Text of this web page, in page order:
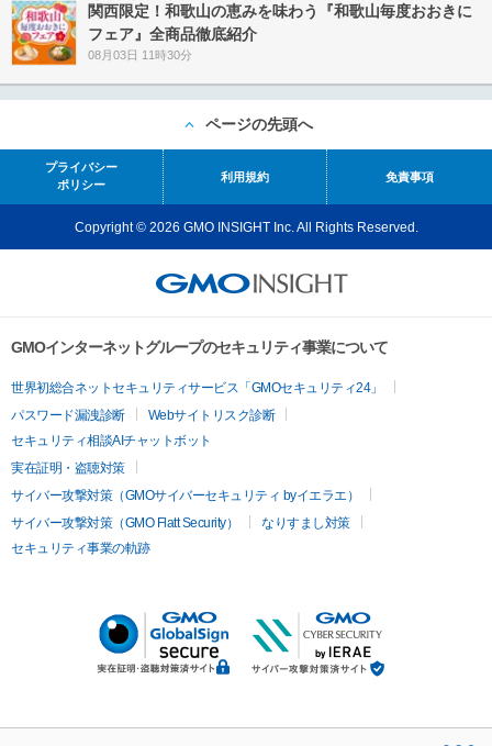
関西限定！和歌山の恵みを味わう『和歌山毎度おおきに
フェア』全商品徹底紹介
08月03日 11時30分
ページの先頭へ
プライバシー
ポリシー
利用規約 免責事項
Copyright © 2026 GMO INSIGHT Inc. All Rights Reserved.
GMOインターネットグループのセキュリティ事業について
世界初総合ネットセキュリティサービス「GMOセキュリティ24」
パスワード漏洩診断
Webサイトリスク診断
セキュリティ相談AIチャットボット
実在証明・盗聴対策
サイバー攻撃対策（GMOサイバーセキュリティ byイエラエ）
サイバー攻撃対策（GMO Flatt Security）
なりすまし対策
セキュリティ事業の軌跡